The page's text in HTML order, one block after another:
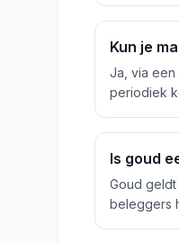
Kun je
Ja, via
periodiek
Is goud
Goud
beleggers